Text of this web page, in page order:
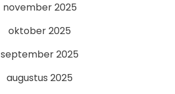
november 2025
oktober 2025
september 2025
augustus 2025